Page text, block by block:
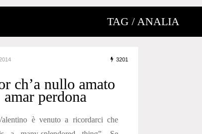
TAG / ANALIA
3201
ch’a nullo amato
amar perdona
è venuto a ricordarci che